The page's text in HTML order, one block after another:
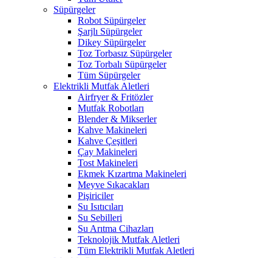
Süpürgeler
Robot Süpürgeler
Şarjlı Süpürgeler
Dikey Süpürgeler
Toz Torbasız Süpürgeler
Toz Torbalı Süpürgeler
Tüm Süpürgeler
Elektrikli Mutfak Aletleri
Airfryer & Fritözler
Mutfak Robotları
Blender & Mikserler
Kahve Makineleri
Kahve Çeşitleri
Çay Makineleri
Tost Makineleri
Ekmek Kızartma Makineleri
Meyve Sıkacakları
Pişiriciler
Su Isıtıcıları
Su Sebilleri
Su Arıtma Cihazları
Teknolojik Mutfak Aletleri
Tüm Elektrikli Mutfak Aletleri